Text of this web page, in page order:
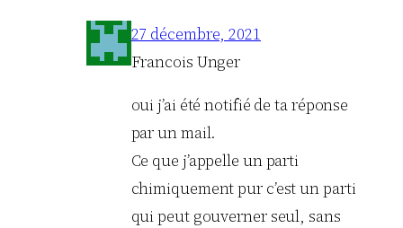
27 décembre, 2021
Francois Unger
oui j’ai été notifié de ta réponse
par un mail.
Ce que j’appelle un parti
chimiquement pur c’est un parti
qui peut gouverner seul, sans